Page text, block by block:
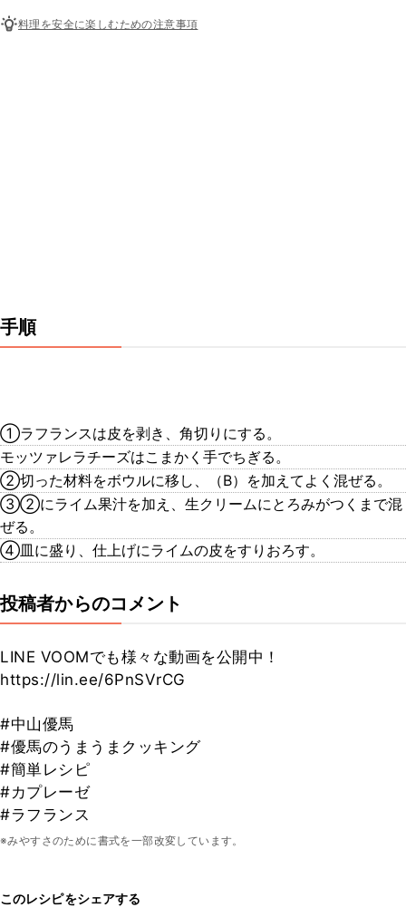
料理を安全に楽しむための注意事項
手順
①ラフランスは皮を剥き、角切りにする。
モッツァレラチーズはこまかく手でちぎる。
②切った材料をボウルに移し、（B）を加えてよく混ぜる。
③②にライム果汁を加え、生クリームにとろみがつくまで混
ぜる。
④皿に盛り、仕上げにライムの皮をすりおろす。
投稿者からのコメント
LINE VOOMでも様々な動画を公開中！
https://lin.ee/6PnSVrCG
#中山優馬
#優馬のうまうまクッキング
#簡単レシピ
#カプレーゼ
#ラフランス
※みやすさのために書式を一部改変しています。
このレシピをシェアする